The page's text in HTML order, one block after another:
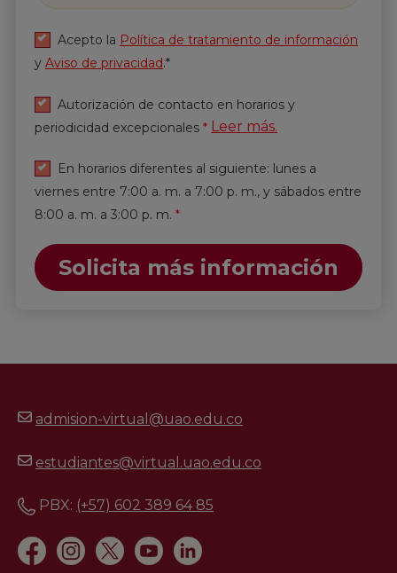
Acepto la Política de tratamiento de información
y Aviso de privacidad.*
Autorización de contacto en horarios y
periodicidad excepcionales * Leer más.
En horarios diferentes al siguiente: lunes a
viernes entre 7:00 a. m. a 7:00 p. m., y sábados entre
8:00 a. m. a 3:00 p. m. *
Solicita más información
admision-virtual@uao.edu.co
estudiantes@virtual.uao.edu.co
PBX: (+57) 602 389 64 85